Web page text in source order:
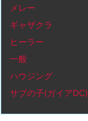
メレー
ギャザクラ
ヒーラー
一般
ハウジング
サブの子(ガイアDC)